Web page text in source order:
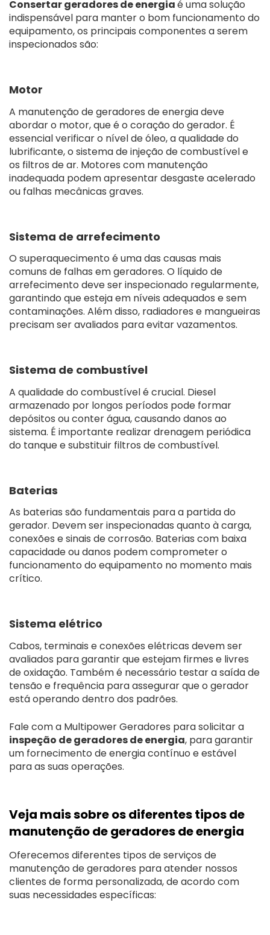
Consertar geradores de energiaé uma solução
indispensável para manter o bom funcionamento do
equipamento, os principais componentes a serem
inspecionados são:
Motor
A manutenção de geradores de energia deve
abordar o motor, que é o coração do gerador. É
essencial verificar o nível de óleo, a qualidade do
lubrificante, o sistema de injeção de combustível e
os filtros de ar. Motores com manutenção
inadequada podem apresentar desgaste acelerado
ou falhas mecânicas graves.
Sistema de arrefecimento
O superaquecimento é uma das causas mais
comuns de falhas em geradores. O líquido de
arrefecimento deve ser inspecionado regularmente,
garantindo que esteja em níveis adequados e sem
contaminações. Além disso, radiadores e mangueiras
precisam ser avaliados para evitar vazamentos.
Sistema de combustível
A qualidade do combustível é crucial. Diesel
armazenado por longos períodos pode formar
depósitos ou conter água, causando danos ao
sistema. É importante realizar drenagem periódica
do tanque e substituir filtros de combustível.
Baterias
As baterias são fundamentais para a partida do
gerador. Devem ser inspecionadas quanto à carga,
conexões e sinais de corrosão. Baterias com baixa
capacidade ou danos podem comprometer o
funcionamento do equipamento no momento mais
crítico.
Sistema elétrico
Cabos, terminais e conexões elétricas devem ser
avaliados para garantir que estejam firmes e livres
de oxidação. Também é necessário testar a saída de
tensão e frequência para assegurar que o gerador
está operando dentro dos padrões.
Fale com a Multipower Geradores para solicitar a
inspeção de geradores de energia, para garantir
um fornecimento de energia contínuo e estável
para as suas operações.
Veja mais sobre os diferentes tipos de
manutenção de geradores de energia
Oferecemos diferentes tipos de serviços de
manutenção de geradores para atender nossos
clientes de forma personalizada, de acordo com
suas necessidades específicas: